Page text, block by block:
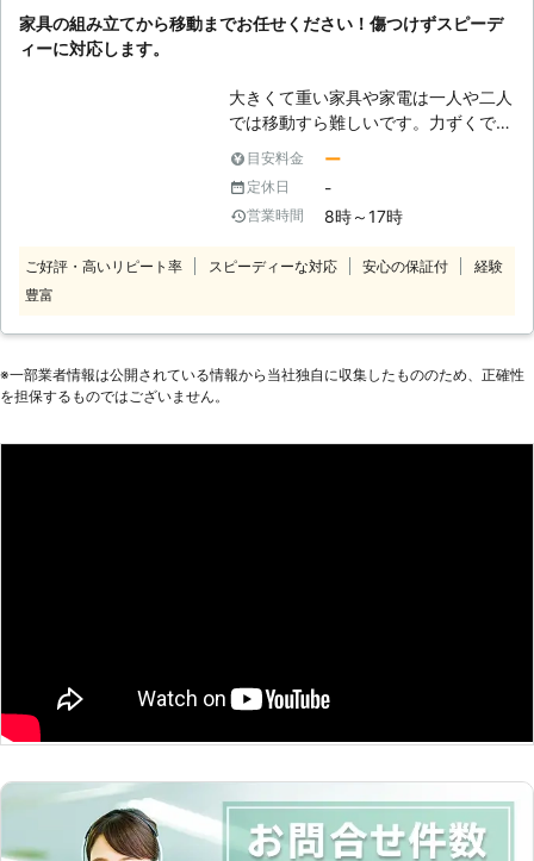
家具の組み立てから移動までお任せください！傷つけずスピーデ
ィーに対応します。
大きくて重い家具や家電は一人や二人
では移動すら難しいです。力ずくで移
動させようとすると傷がついたり、破
損してしまったりで危険も伴います。
誰か手伝ってくれる人がいないか、し
かも手馴れている人がいればと思った
弊社の家具組立・移動サービスをご利
もお客様の希望にそってスムーズに行
参考になる知識やアドバイスも提案で
目安料金 ー
定休日 -
営業時間 8時～17時
ご好評・高いリピート率 スピーディーな対応 安心の保証付
経験
豊富
※⼀部業者情報は公開されている情報から当社独⾃に収集したもののため、正確性
を担保するものではございません。